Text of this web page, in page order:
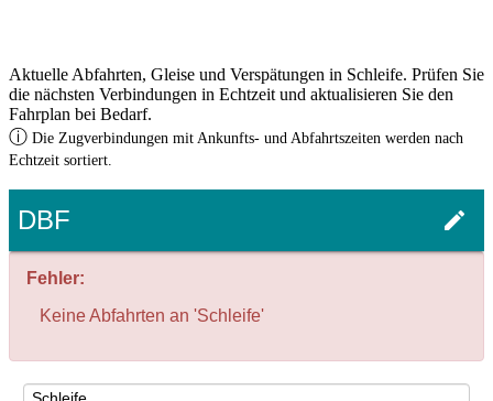
Aktuelle Abfahrten, Gleise und Verspätungen in Schleife. Prüfen Sie
die nächsten Verbindungen in Echtzeit und aktualisieren Sie den
Fahrplan bei Bedarf.
ⓘ Die Zugverbindungen mit Ankunfts- und Abfahrtszeiten werden nach
Echtzeit sortiert.